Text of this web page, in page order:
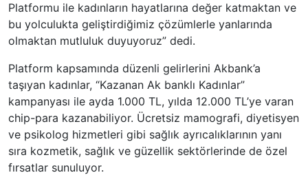
Platformu ile kadınların hayatlarına değer katmaktan ve
bu yolculukta geliştirdiğimiz çözümlerle yanlarında
olmaktan mutluluk duyuyoruz” dedi.
Platform kapsamında düzenli gelirlerini Akbank’a
taşıyan kadınlar, “Kazanan Ak banklı Kadınlar”
kampanyası ile ayda 1.000 TL, yılda 12.000 TL’ye varan
chip-para kazanabiliyor. Ücretsiz mamografi, diyetisyen
ve psikolog hizmetleri gibi sağlık ayrıcalıklarının yanı
sıra kozmetik, sağlık ve güzellik sektörlerinde de özel
fırsatlar sunuluyor.